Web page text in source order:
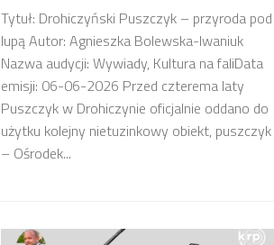
Tytuł: Drohiczyński Puszczyk – przyroda pod
lupą Autor: Agnieszka Bolewska-Iwaniuk
Nazwa audycji: Wywiady, Kultura na faliData
emisji: 06-06-2026 Przed czterema laty
Puszczyk w Drohiczynie oficjalnie oddano do
użytku kolejny nietuzinkowy obiekt, puszczyk
– Ośrodek...